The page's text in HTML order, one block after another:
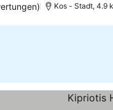
Kos - Stadt, 4.9